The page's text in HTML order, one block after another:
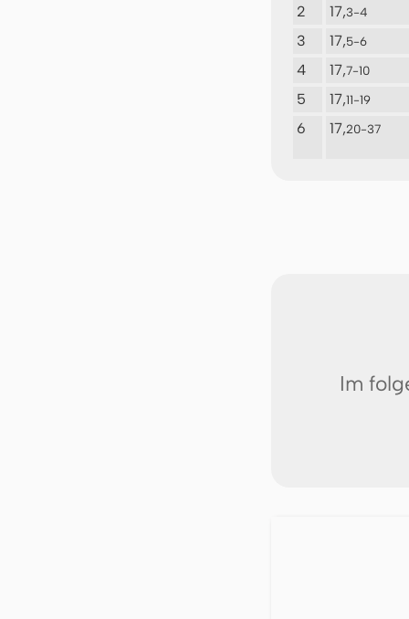
2 17,3-4
3 17,5-6
4 17,7-10
5 17,11-19
6 17,20-37
Im